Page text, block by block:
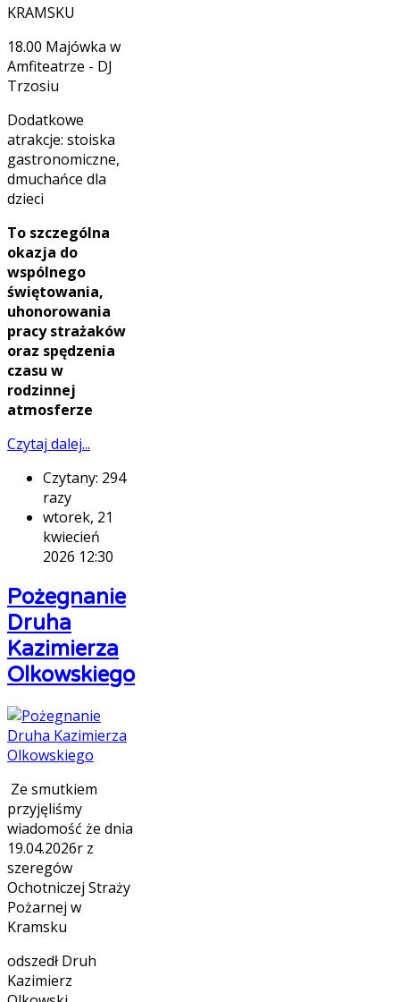
KRAMSKU
18.00 Majówka w
Amfiteatrze - DJ
Trzosiu
Dodatkowe
atrakcje: stoiska
gastronomiczne,
dmuchańce dla
dzieci
To szczególna
okazja do
wspólnego
świętowania,
uhonorowania
pracy strażaków
oraz spędzenia
czasu w
rodzinnej
atmosferze
Czytaj dalej...
Czytany: 294
razy
wtorek, 21
kwiecień
2026 12:30
Pożegnanie
Druha
Kazimierza
Olkowskiego
Ze smutkiem
przyjęliśmy
wiadomość że dnia
19.04.2026r z
szeregów
Ochotniczej Straży
Pożarnej w
Kramsku
odszedł Druh
Kazimierz